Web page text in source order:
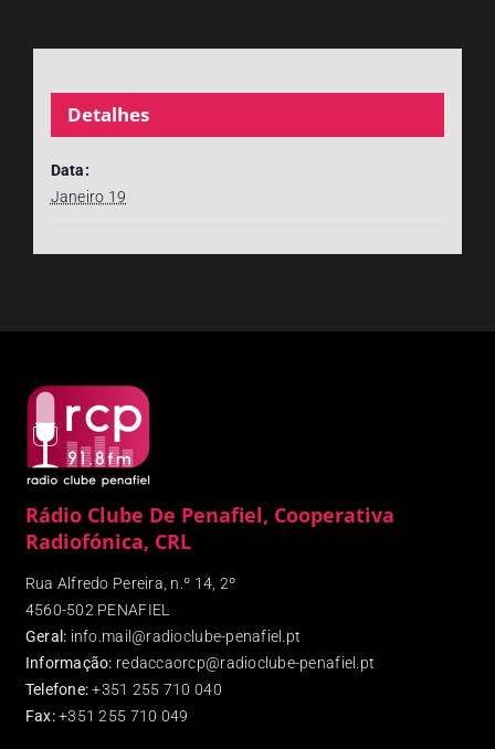
Detalhes
Data:
Janeiro 19
Rádio Clube De Penafiel, Cooperativa
Radiofónica, CRL
Rua Alfredo Pereira, n.º 14, 2º
4560-502 PENAFIEL
Geral: info.mail@radioclube-penafiel.pt
Informação: redaccaorcp@radioclube-penafiel.pt
Telefone: +351 255 710 040
Fax:+351 255 710 049